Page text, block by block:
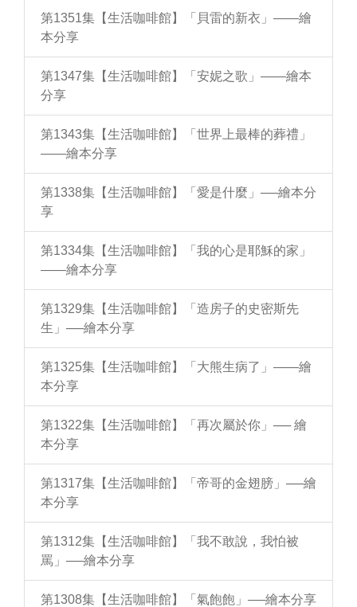
第1351集【生活咖啡館】「貝雷的新衣」——繪
本分享
第1347集【生活咖啡館】「安妮之歌」——繪本
分享
第1343集【生活咖啡館】「世界上最棒的葬禮」
——繪本分享
第1338集【生活咖啡館】「愛是什麼」──繪本分
享
第1334集【生活咖啡館】「我的心是耶穌的家」
——繪本分享
第1329集【生活咖啡館】「造房子的史密斯先
生」──繪本分享
第1325集【生活咖啡館】「大熊生病了」——繪
本分享
第1322集【生活咖啡館】「再次屬於你」── 繪
本分享
第1317集【生活咖啡館】「帝哥的金翅膀」──繪
本分享
第1312集【生活咖啡館】「我不敢說，我怕被
罵」──繪本分享
第1308集【生活咖啡館】「氣飽飽」──繪本分享